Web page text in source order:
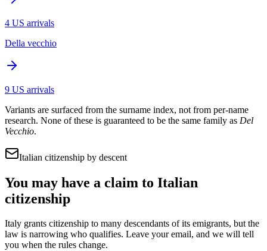
4 US arrivals
Della vecchio
9 US arrivals
Variants are surfaced from the surname index, not from per-name
research. None of these is guaranteed to be the same family as Del
Vecchio.
Italian citizenship by descent
You may have a claim to Italian
citizenship
Italy grants citizenship to many descendants of its emigrants, but the
law is narrowing who qualifies. Leave your email, and we will tell
you when the rules change.